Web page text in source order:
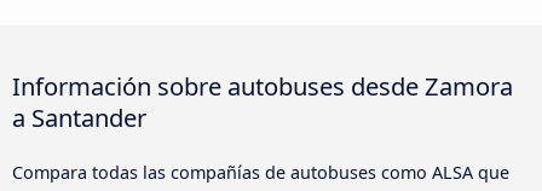
Información sobre autobuses desde Zamora
a Santander
Compara todas las compañías de autobuses como ALSA que